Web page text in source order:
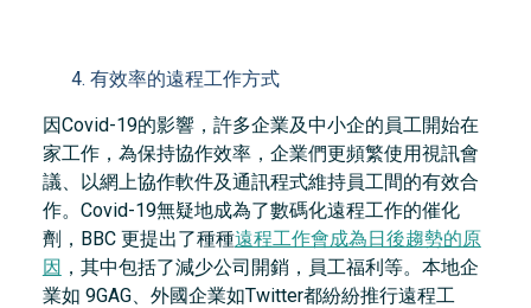
有效率的遠程工作方式
因Covid-19的影響，許多企業及中小企的員工開始在
家工作，為保持協作效率，企業們更頻繁使用視訊會
議、以網上協作軟件及通訊程式維持員工間的有效合
作。Covid-19無疑地成為了數碼化遠程工作的催化
劑，BBC 更提出了種種遠程工作會成為日後趨勢的原
因 ，其中包括了減少公司開銷，員工福利等。本地企
業如 9GAG、外國企業如Twitter都紛紛推行遠程工